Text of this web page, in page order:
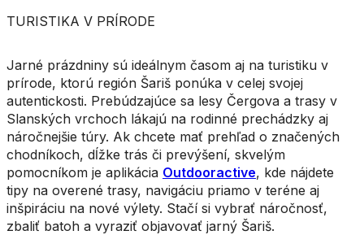
TURISTIKA V PRÍRODE
Jarné prázdniny sú ideálnym časom aj na turistiku v
prírode, ktorú región Šariš ponúka v celej svojej
autentickosti. Prebúdzajúce sa lesy Čergova a trasy v
Slanských vrchoch lákajú na rodinné prechádzky aj
náročnejšie túry. Ak chcete mať prehľad o značených
chodníkoch, dĺžke trás či prevýšení, skvelým
pomocníkom je aplikácia Outdooractive, kde nájdete
tipy na overené trasy, navigáciu priamo v teréne aj
inšpiráciu na nové výlety. Stačí si vybrať náročnosť,
zbaliť batoh a vyraziť objavovať jarný Šariš.